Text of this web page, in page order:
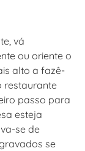
vá
ou oriente o
alto a fazê-
restaurante
passo para
esteja
se de
se